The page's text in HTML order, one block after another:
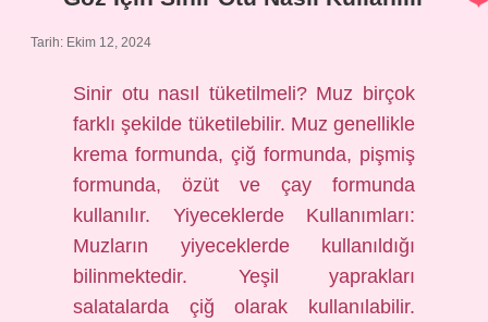
Tarih: Ekim 12, 2024
Sinir otu nasıl tüketilmeli? Muz birçok
farklı şekilde tüketilebilir. Muz genellikle
krema formunda, çiğ formunda, pişmiş
formunda, özüt ve çay formunda
kullanılır. Yiyeceklerde Kullanımları:
Muzların yiyeceklerde kullanıldığı
bilinmektedir. Yeşil yaprakları
salatalarda çiğ olarak kullanılabilir.